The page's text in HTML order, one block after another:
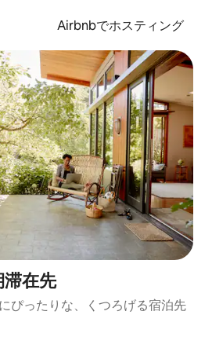
Airbnbでホスティング
在先
ぴったりな、くつろげる宿泊先